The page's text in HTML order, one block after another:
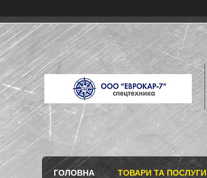
ГОЛОВНА ТОВАРИ ТА ПОСЛУГИ